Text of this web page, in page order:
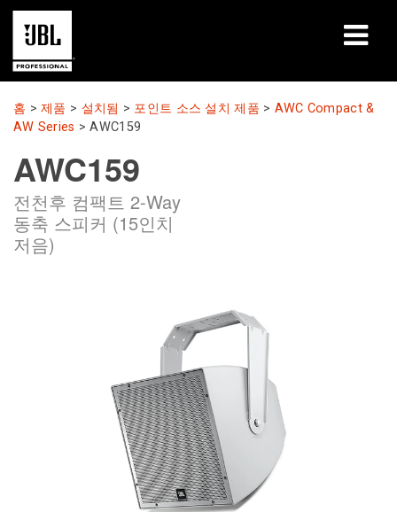
제품
학습 세션
교육
홈 >제품 > 설치됨 > 포인트 소스 설치 제품 > AWC Compact &
AW Series >AWC159
AWC159
전천후 컴팩트 2-Way
동축 스피커 (15인치
저음)